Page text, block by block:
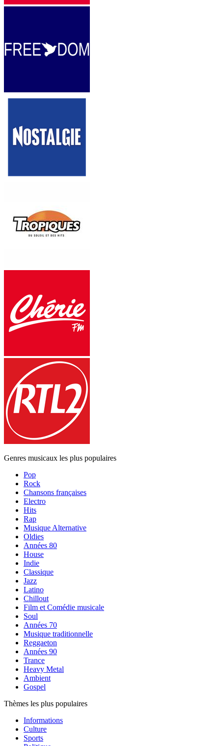
Genres musicaux les plus populaires
Pop
Rock
Chansons françaises
Electro
Hits
Rap
Musique Alternative
Oldies
Années 80
House
Indie
Classique
Jazz
Latino
Chillout
Film et Comédie musicale
Soul
Années 70
Musique traditionnelle
Reggaeton
Années 90
Trance
Heavy Metal
Ambient
Gospel
Thèmes les plus populaires
Informations
Culture
Sports